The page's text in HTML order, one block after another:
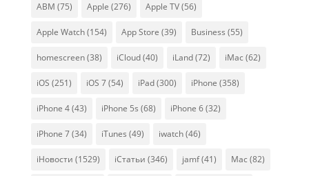
ABM (75) Apple (276) Apple TV(56)
Apple Watch(154) App Store (39) Business (55)
homescreen(38) iCloud(40) iLand(72) iMac (62)
iOS (251) iOS 7(54) iPad(300) iPhone (358)
iPhone 4(43) iPhone 5s (68) iPhone 6(32)
iPhone 7(34) iTunes (49) iwatch(46)
iНовости (1529) iСтатьи (346) jamf(41) Mac (82)